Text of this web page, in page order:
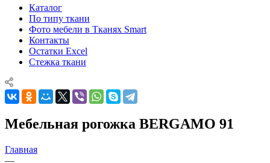
Каталог
По типу ткани
Фото мебели в Тканях Smart
Контакты
Остатки Excel
Стежка ткани
Мебельная рогожка BERGAMO 91
Главная
—